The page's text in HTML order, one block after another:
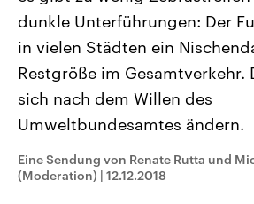
Alle Informationen
Sachsen-Anhalt wählt am 6.
September 2026 einen neuen
Landtag. Seit 2021 wird das
Bundesland von einer Koalition aus
CDU, SPD und FDP regiert.-
Umfragen, Prognosen,
Wahlprogramme, aktuelle Berichte
und Hintergründe zu den Parteien
Wahl.
Sendungen Programm
Audio-Archiv
dunkle Unterführungen: Der
in vielen Städten ein
Restgröße im Gesamtverkehr.
sich nach dem Willen des
Umweltbundesamtes ändern.
Eine Sendung von Renate Rutta und
(Moderation) | 12.12.2018